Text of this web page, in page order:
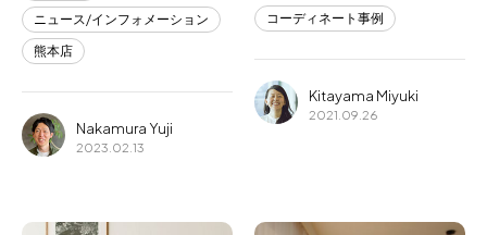
ニュース/インフォメーション
熊本店
Nakamura Yuji
2023.02.13
コーディネート事例
Kitayama Miyuki
2021.09.26